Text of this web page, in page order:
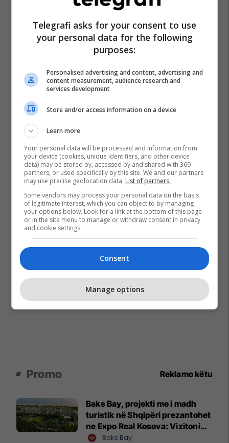
Nato Shba Britania E Madhe Zvicra
Promo Reklamo këtu
Baks Bay, projekti me i madh
turistik në Shqipëri prezantohet
ne Expo Real Kosova: Vizitoni
shtandin dhe zbuloni
Baks Bay
Telegrafi asks for your consent to use
your personal data for the following
purposes:
Personalised advertising and content, advertising and
content measurement, audience research and
services development
Store and/or access information on a device
Learn more
Your personal data will be processed and information from
your device (cookies, unique identifiers, and other device
data) may be stored by, accessed by and shared with 369
partners, or used specifically by this site. We and our partners
may use precise geolocation data. List of partners.
Some vendors may process your personal data on the basis
of legitimate interest, which you can object to by managing
your options below. Look for a link at the bottom of this page
or in the site menu to manage or withdraw consent in privacy
and cookie settings.
Consent
Manage options